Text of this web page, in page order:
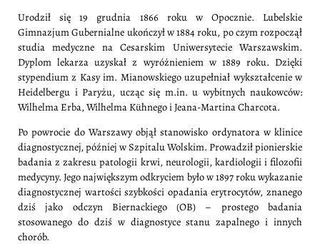
Urodził się 19 grudnia 1866 roku w Opocznie. Lubelskie
Gimnazjum Gubernialne ukończył w 1884 roku, po czym rozpoczął
studia medyczne na Cesarskim Uniwersytecie Warszawskim.
Dyplom lekarza uzyskał z wyróżnieniem w 1889 roku. Dzięki
stypendium z Kasy im. Mianowskiego uzupełniał wykształcenie w
Heidelbergu i Paryżu, ucząc się m.in. u wybitnych naukowców:
Wilhelma Erba, Wilhelma Kühnego i Jeana-Martina Charcota.
Po powrocie do Warszawy objął stanowisko ordynatora w klinice
diagnostycznej, później w Szpitalu Wolskim. Prowadził pionierskie
badania z zakresu patologii krwi, neurologii, kardiologii i filozofii
medycyny. Jego największym odkryciem było w 1897 roku wykazanie
diagnostycznej wartości szybkości opadania erytrocytów, znanego
dziś jako odczyn Biernackiego (OB) – prostego badania
stosowanego do dziś w diagnostyce stanu zapalnego i innych
chorób.